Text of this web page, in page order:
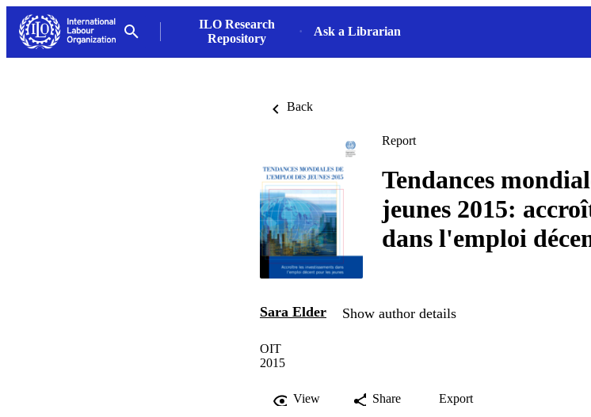
ILO Research
Repository
Ask a Librarian
Back
Report
Tendances
jeunes 2015:
dans l'emploi
Sara Elder Show author details
OIT
2015
View Share Export